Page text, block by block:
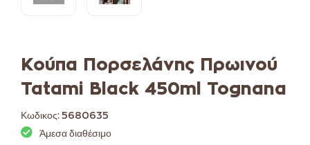
Κούπα Πορσελάνης Πρωινού
Tatami Black 450ml Tognana
Κωδικος: 5680635
Άμεσα διαθέσιμο